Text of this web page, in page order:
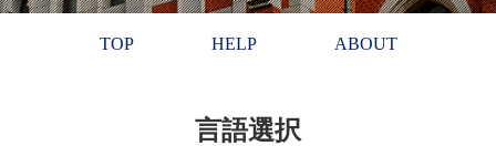
TOP HELP ABOUT
言語選択